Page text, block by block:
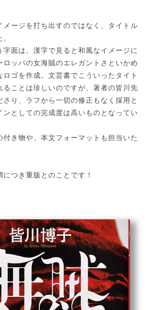
メージを打ち出すのではなく、タイトル
字面は、漢字で見ると和風なイメージに
ロッパの女海賊のエレガントさといかめ
ロゴを作成。文芸書でこういったタイト
ることは珍しいのですが、著者の皆川先
さり、ラフから一切の修正もなく採用と
ンとしての完成度は高いものとなってい
付き物や、本文フォーマットも担当いた
つき重版とのことです！